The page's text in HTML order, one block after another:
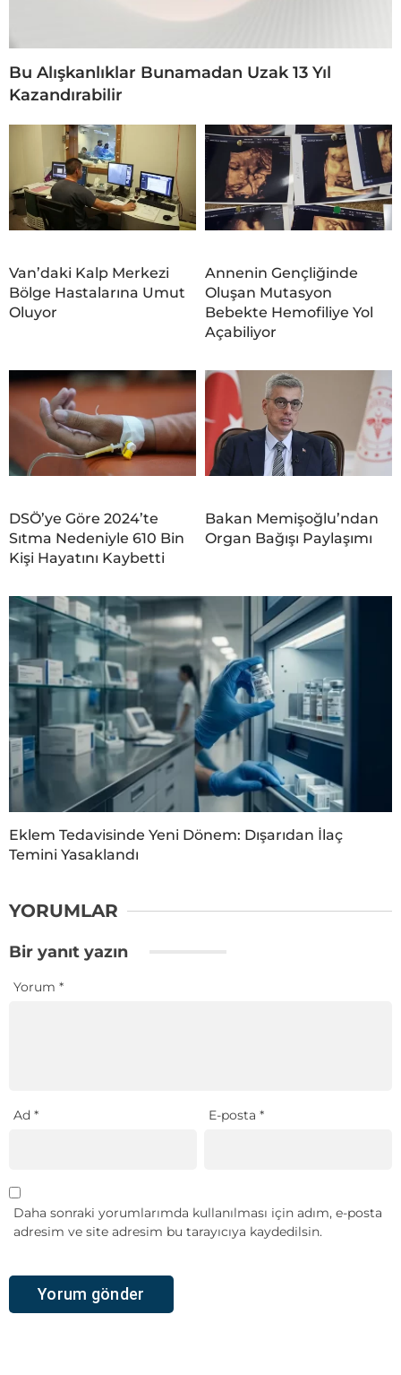
Bu Alışkanlıklar Bunamadan Uzak 13 Yıl
Kazandırabilir
Van’daki Kalp Merkezi
Bölge Hastalarına Umut
Oluyor
Annenin Gençliğinde
Oluşan Mutasyon
Bebekte Hemofiliye Yol
Açabiliyor
DSÖ’ye Göre 2024’te
Sıtma Nedeniyle 610 Bin
Kişi Hayatını Kaybetti
Bakan Memişoğlu’ndan
Organ Bağışı Paylaşımı
Eklem Tedavisinde Yeni Dönem: Dışarıdan İlaç
Temini Yasaklandı
YORUMLAR
Bir yanıt yazın
Yorum *
Ad * E-posta*
Daha sonraki yorumlarımda kullanılması için adım, e-posta
adresim ve site adresim bu tarayıcıya kaydedilsin.